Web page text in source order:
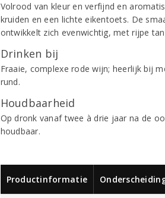
Volrood van kleur en verfijnd en
kruiden en een lichte eikentoets. De
ontwikkelt zich evenwichtig, met rijpe
Drinken bij
Fraaie, complexe rode wijn; heerlijk bij
rund.
Houdbaarheid
Op dronk vanaf twee à drie jaar na de
houdbaar.
Productinformatie